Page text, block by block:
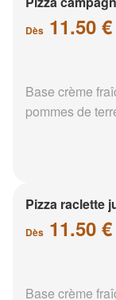
Dès 11.50 €
Base crème
pommes de
Pizza raclette
Dès 11.50 €
Base crème